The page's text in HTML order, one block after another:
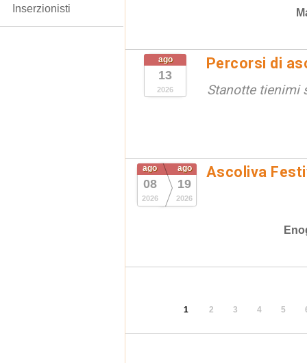
ago
13
2026
Percorsi di
Stanotte tienimi
ago
08
2026
ago
19
2026
Ascoliva
1 2 3 4 5
Inserzionisti